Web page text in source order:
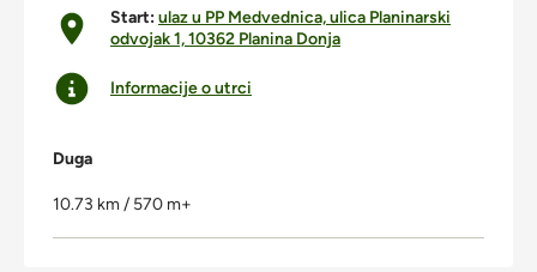
Start:ulaz u PP Medvednica, ulica Planinarski
odvojak 1, 10362 Planina Donja
Informacije o utrci
Duga
10.73 km / 570 m+